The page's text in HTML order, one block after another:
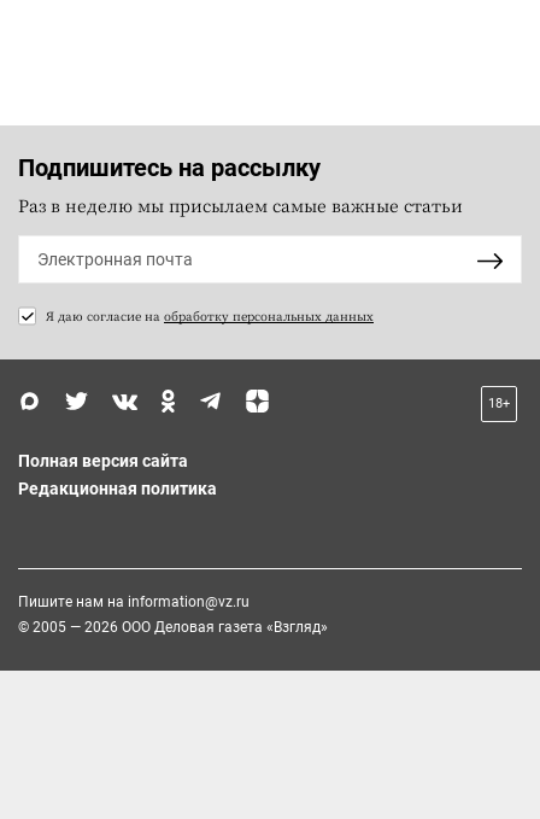
Подпишитесь на рассылку
Раз в неделю мы присылаем самые важные статьи
Я даю согласие на обработку персональных данных
18+
Полная версия сайта
Редакционная политика
Пишите нам на information@vz.ru
© 2005 — 2026 ООО Деловая газета «Взгляд»